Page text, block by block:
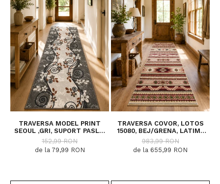
Traversa este festonata la ambele capete.
TRAVERSA MODEL PRINT
SEOUL ,GRI, SUPORT PASLA,
LATIME 100 CM, 820 GR/MP
152,99 RON
de la 79,99 RON
TRAVERSA COVOR, LOTOS
15080, BEJ/GRENA, LATIME
200 CM, DIVERSE LUNGIMI
983,99 RON
de la 655,99 RON